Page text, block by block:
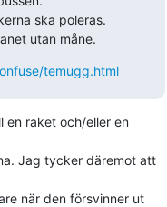
utan måne.
temugg.html
en raket och/eller en
Jag tycker däremot att
när den försvinner ut